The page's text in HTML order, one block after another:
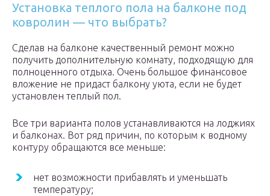
Установка теплого пола на балконе под
ковролин — что выбрать?
Сделав на балконе качественный ремонт можно
получить дополнительную комнату, подходящую для
полноценного отдыха. Очень большое финансовое
вложение не придаст балкону уюта, если не будет
установлен теплый пол.
Все три варианта полов устанавливаются на лоджиях
и балконах. Вот ряд причин, по которым к водному
контуру обращаются все меньше:
нет возможности прибавлять и уменьшать
температуру;